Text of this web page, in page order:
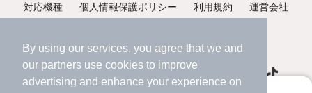
By using our services, you agree that we and
our partners use cookies to improve
advertising and enhance your experience on
対応機種 個人情報保護ポリシー 利用規約 運営会社